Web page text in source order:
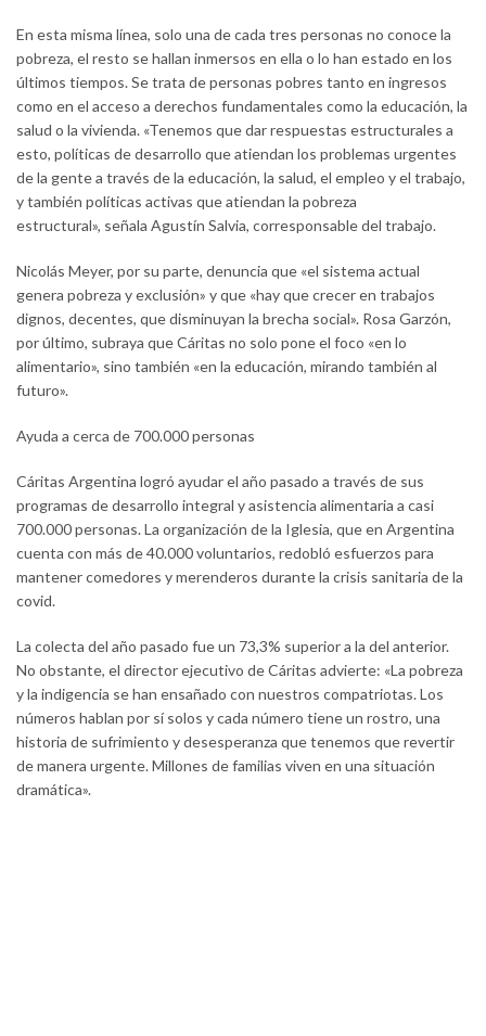
En esta misma línea, solo una de cada tres personas no conoce la
pobreza, el resto se hallan inmersos en ella o lo han estado en los
últimos tiempos. Se trata de personas pobres tanto en ingresos
como en el acceso a derechos fundamentales como la educación, la
salud o la vivienda. «Tenemos que dar respuestas estructurales a
esto, políticas de desarrollo que atiendan los problemas urgentes
de la gente a través de la educación, la salud, el empleo y el trabajo,
y también políticas activas que atiendan la pobreza
estructural», señala Agustín Salvia, corresponsable del trabajo.
Nicolás Meyer, por su parte, denuncia que «el sistema actual
genera pobreza y exclusión» y que «hay que crecer en trabajos
dignos, decentes, que disminuyan la brecha social». Rosa Garzón,
por último, subraya que Cáritas no solo pone el foco «en lo
alimentario», sino también «en la educación, mirando también al
futuro».
Ayuda a cerca de 700.000 personas
Cáritas Argentina logró ayudar el año pasado a través de sus
programas de desarrollo integral y asistencia alimentaria a casi
700.000 personas. La organización de la Iglesia, que en Argentina
cuenta con más de 40.000 voluntarios, redobló esfuerzos para
mantener comedores y merenderos durante la crisis sanitaria de la
covid.
La colecta del año pasado fue un 73,3% superior a la del anterior.
No obstante, el director ejecutivo de Cáritas advierte: «La pobreza
y la indigencia se han ensañado con nuestros compatriotas. Los
números hablan por sí solos y cada número tiene un rostro, una
historia de sufrimiento y desesperanza que tenemos que revertir
de manera urgente. Millones de familias viven en una situación
dramática».